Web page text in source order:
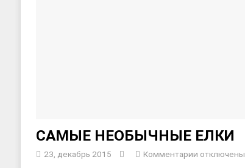
САМЫЕ НЕОБЫЧНЫЕ ЕЛКИ
23, декабрь 2015 Комментарии отключены